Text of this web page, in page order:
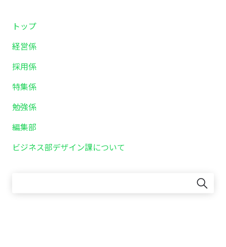
トップ
経営係
採用係
特集係
勉強係
編集部
ビジネス部デザイン課について